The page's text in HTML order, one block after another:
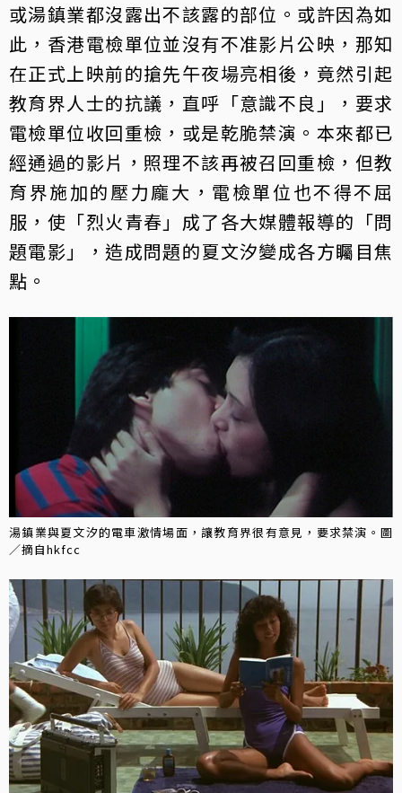
或湯鎮業都沒露出不該露的部位。或許因為如
此，香港電檢單位並沒有不准影片公映，那知
在正式上映前的搶先午夜場亮相後，竟然引起
教育界人士的抗議，直呼「意識不良」，要求
電檢單位收回重檢，或是乾脆禁演。本來都已
經通過的影片，照理不該再被召回重檢，但教
育界施加的壓力龐大，電檢單位也不得不屈
服，使「烈火青春」成了各大媒體報導的「問
題電影」，造成問題的夏文汐變成各方矚目焦
點。
湯鎮業與夏文汐的電車激情場面，讓教育界很有意見，要求禁演。圖
／摘自hkfcc